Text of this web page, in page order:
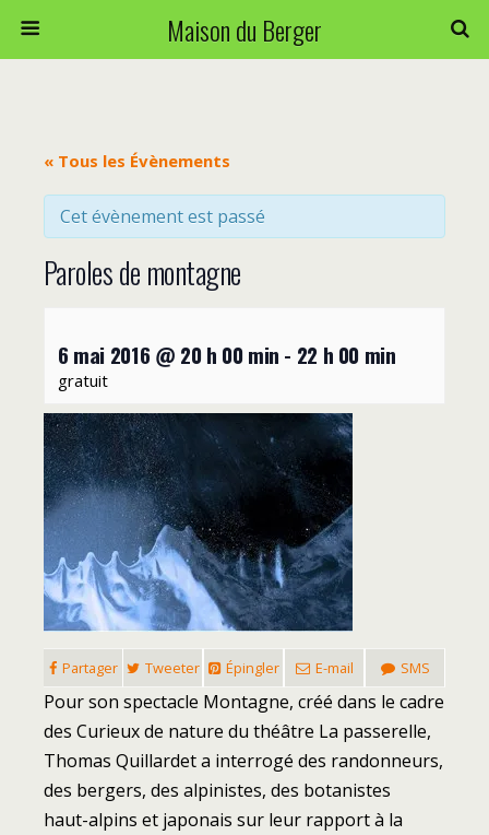
Maison du Berger
« Tous les Évènements
Cet évènement est passé
Paroles de montagne
6 mai 2016 @ 20 h 00 min - 22 h 00 min
gratuit
Partager Tweeter Épingler E-mail SMS
Pour son spectacle Montagne, créé dans le cadre
des Curieux de nature du théâtre La passerelle,
Thomas Quillardet a interrogé des randonneurs,
des bergers, des alpinistes, des botanistes
haut-alpins et japonais sur leur rapport à la